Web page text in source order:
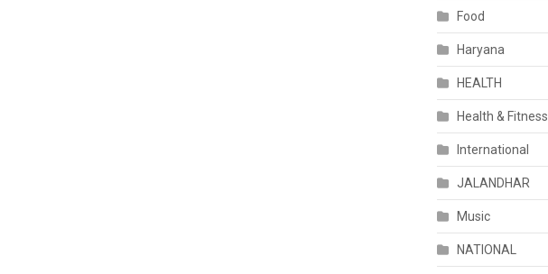
Food
Haryana
HEALTH
Health & Fitness
International
JALANDHAR
Music
NATIONAL